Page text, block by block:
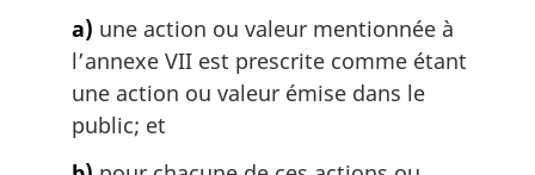
a) une action ou valeur mentionnée à
l’annexe VII est prescrite comme étant
une action ou valeur émise dans le
public; et